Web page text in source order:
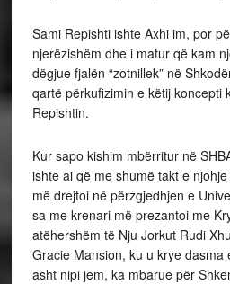
Sami Repishti ishte Axhi im, por
njerëzishëm dhe i matur që kam
dëgjue fjalën “zotnillek” në
qartë përkufizimin e këtij koncepti
Repishtin.
Kur sapo kishim mbërritur në
ishte ai që me shumë takt e
më drejtoi në përzgjedhjen e
sa me krenari më prezantoi me
atëhershëm të Nju Jorkut Rudi
Gracie Mansion, ku u krye dasma
asht nipi jem, ka mbarue për